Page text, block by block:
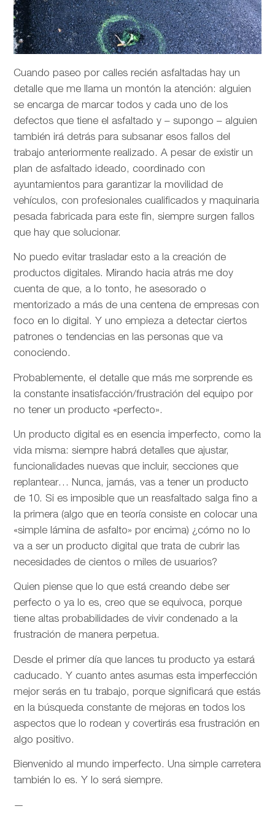
Cuando paseo por calles recién asfaltadas hay un
detalle que me llama un montón la atención: alguien
se encarga de marcar todos y cada uno de los
defectos que tiene el asfaltado y – supongo – alguien
también irá detrás para subsanar esos fallos del
trabajo anteriormente realizado. A pesar de existir un
plan de asfaltado ideado, coordinado con
ayuntamientos para garantizar la movilidad de
vehículos, con profesionales cualificados y maquinaria
pesada fabricada para este fin, siempre surgen fallos
que hay que solucionar.
No puedo evitar trasladar esto a la creación de
productos digitales. Mirando hacia atrás me doy
cuenta de que, a lo tonto, he asesorado o
mentorizado a más de una centena de empresas con
foco en lo digital. Y uno empieza a detectar ciertos
patrones o tendencias en las personas que va
conociendo.
Probablemente, el detalle que más me sorprende es
la constante insatisfacción/frustración del equipo por
no tener un producto «perfecto».
Un producto digital es en esencia imperfecto, como la
vida misma: siempre habrá detalles que ajustar,
funcionalidades nuevas que incluir, secciones que
replantear… Nunca, jamás, vas a tener un producto
de 10. Si es imposible que un reasfaltado salga fino a
la primera (algo que en teoría consiste en colocar una
«simple lámina de asfalto» por encima) ¿cómo no lo
va a ser un producto digital que trata de cubrir las
necesidades de cientos o miles de usuarios?
Quien piense que lo que está creando debe ser
perfecto o ya lo es, creo que se equivoca, porque
tiene altas probabilidades de vivir condenado a la
frustración de manera perpetua.
Desde el primer día que lances tu producto ya estará
caducado. Y cuanto antes asumas esta imperfección
mejor serás en tu trabajo, porque significará que estás
en la búsqueda constante de mejoras en todos los
aspectos que lo rodean y covertirás esa frustración en
algo positivo.
Bienvenido al mundo imperfecto. Una simple carretera
también lo es. Y lo será siempre.
—